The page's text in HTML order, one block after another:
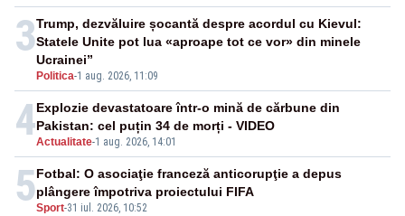
3
Politica-1 aug. 2026, 11:09
Trump, dezvăluire șocantă despre acordul cu Kievul:
Statele Unite pot lua «aproape tot ce vor» din minele
Ucrainei”
4Actualitate-1 aug. 2026, 14:01
Explozie devastatoare într-o mină de cărbune din
Pakistan: cel puțin 34 de morți - VIDEO
5Sport-31 iul. 2026, 10:52
Fotbal: O asociaţie franceză anticorupţie a depus
plângere împotriva proiectului FIFA